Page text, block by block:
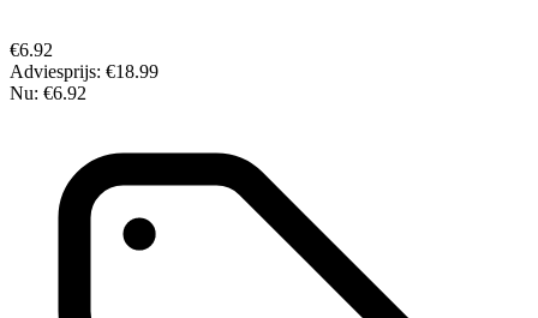
€6.92
Adviesprijs: €18.99
Nu: €6.92